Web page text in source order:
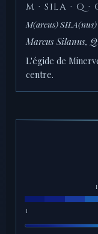
M · SILA · Q ·
M(arcus)
Marcus Silanus,
L'égide de
centre.
1